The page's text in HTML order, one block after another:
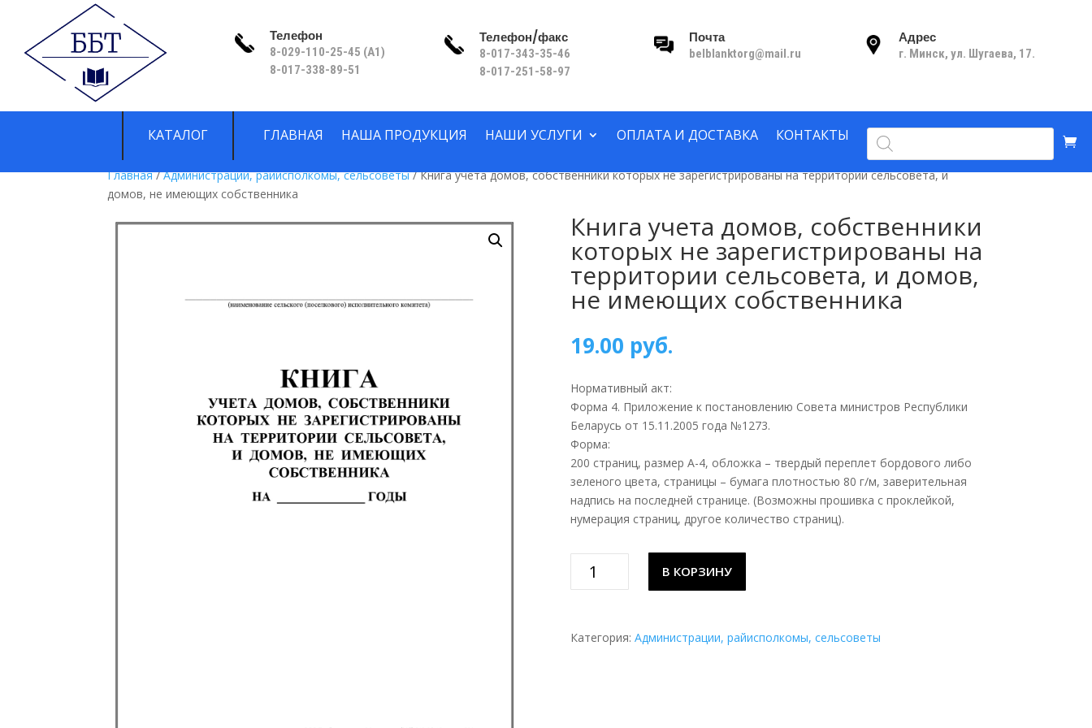
Телефон
8-029-110-25-45 (A1)
8-017-338-89-51
Телефон/факс
8-017-343-35-46
8-017-251-58-97
Почта
belblanktorg@mail.ru
Адрес
г. Минск, ул. Шугаева, 17.
КАТАЛОГ ГЛАВНАЯ НАША ПРОДУКЦИЯ НАШИ УСЛУГИ ОПЛАТА И ДОСТАВКА КОНТАКТЫ Поиск
товаров
Главная/Администрации, райисполкомы, сельсоветы/ Книга учета домов, собственники которых не зарегистрированы на территории сельсовета, и
домов, не имеющих собственника
Книга учета домов, собственники
которых не зарегистрированы на
территории сельсовета, и домов,
не имеющих собственника
19.00 руб.
Нормативный акт:
Форма 4. Приложение к постановлению Совета министров Республики
Беларусь от 15.11.2005 года №1273.
Форма:
200 страниц, размер А-4, обложка – твердый переплет бордового либо
зеленого цвета, страницы – бумага плотностью 80 г/м, заверительная
надпись на последней странице. (Возможны прошивка с проклейкой,
нумерация страниц, другое количество страниц).
товара
домов,
В КОРЗИНУ
Категория: Администрации, райисполкомы, сельсоветы